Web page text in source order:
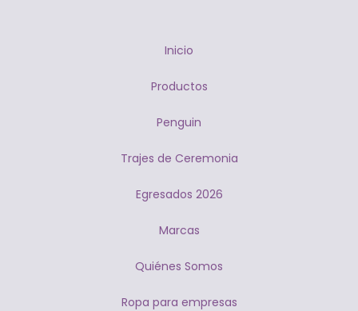
Inicio
Productos
Penguin
Trajes de Ceremonia
Egresados 2026
Marcas
Quiénes Somos
Ropa para empresas